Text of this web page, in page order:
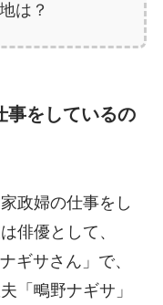
は？
事をしているの
政婦の仕事をし
俳優として、
ギサさん」で、
「鴫野ナギサ」